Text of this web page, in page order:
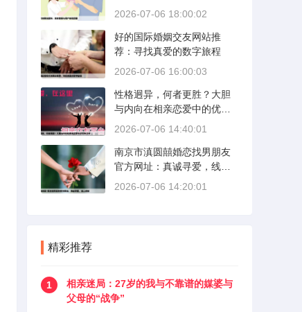
2026-07-06 18:00:02
好的国际婚姻交友网站推
荐：寻找真爱的数字旅程
2026-07-06 16:00:03
性格迥异，何者更胜？大胆
与内向在相亲恋爱中的优势
分析
2026-07-06 14:40:01
南京市滇圆囍婚恋找男朋友
官方网址：真诚寻爱，线上
启航
2026-07-06 14:20:01
精彩推荐
1
相亲迷局：27岁的我与不靠谱的媒婆与
父母的“战争”